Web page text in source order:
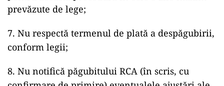
prevăzute de lege;
7. Nu respectă termenul de plată a despăgubirii,
conform legii;
8. Nu notifică păgubitului RCA (în scris, cu